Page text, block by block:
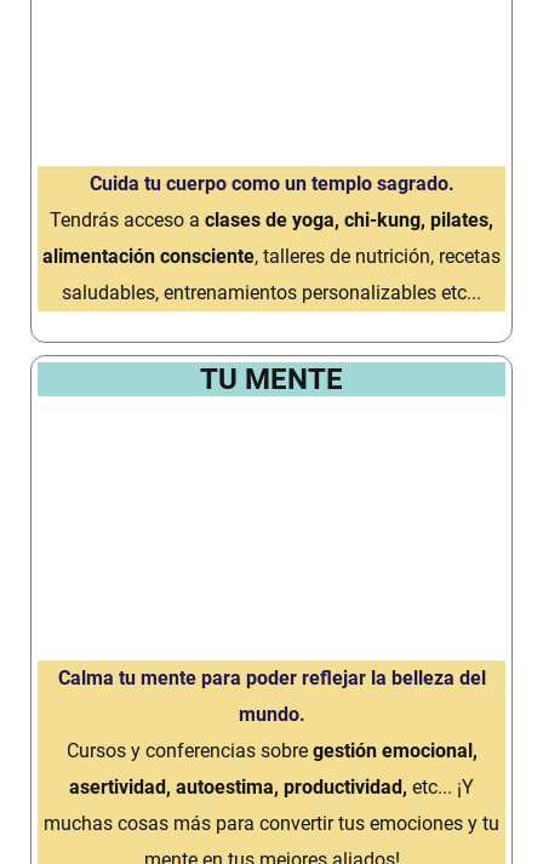
Cuida tu cuerpo como un templo sagrado.
Tendrás acceso a clases de yoga, chi-kung, pilates,
alimentación consciente, talleres de nutrición, recetas
saludables, entrenamientos personalizables etc...
TU MENTE
Calma tu mente para poder reflejar la belleza del
mundo.
Cursos y conferencias sobre gestión emocional,
asertividad, autoestima, productividad, etc... ¡Y
muchas cosas más para convertir tus emociones y tu
mente en tus mejores aliados!